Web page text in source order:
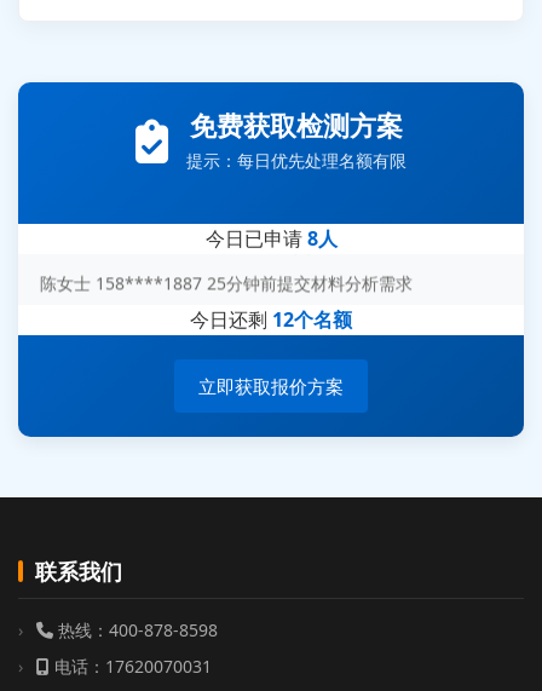
免费获取检测方案
提示：每日优先处理名额有限
今日已申请8人
李女士 159****5393 3分钟前提交可靠性测试需求
王经理 186****9012 7分钟前提交并网/涉网试验需求
刘先生 139****7889 18分钟前提交防爆测试需求
杨经理 187****6696 30分钟前提交无人机测试需求
周总 136****0539 35分钟前提交机器人测试需求
今日还剩 12个名额
立即获取报价方案
联系我们
热线：400-878-8598
电话：17620070031